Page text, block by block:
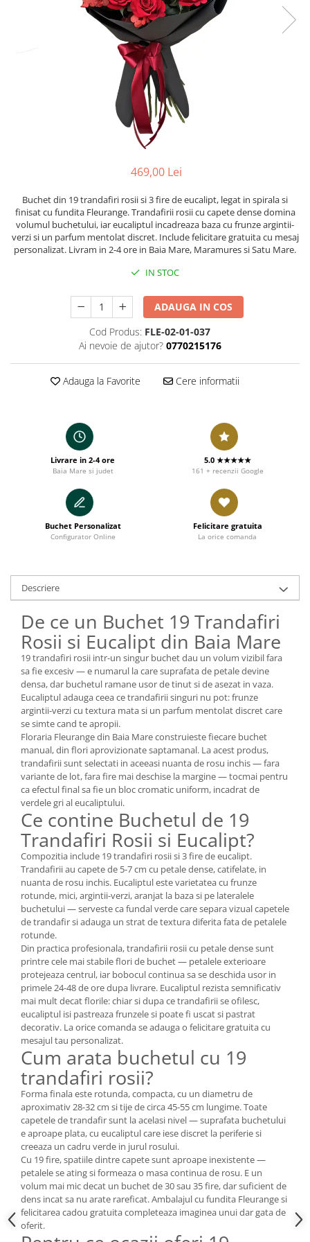
469,00 Lei
Buchet din 19 trandafiri rosii si 3 fire de eucalipt, legat in spirala si
finisat cu fundita Fleurange. Trandafirii rosii cu capete dense domina
volumul buchetului, iar eucaliptul incadreaza baza cu frunze argintii-
verzi si un parfum mentolat discret. Include felicitare gratuita cu mesaj
personalizat. Livram in 2-4 ore in Baia Mare, Maramures si Satu Mare.
IN STOC
ADAUGA IN COS
Cod Produs: FLE-02-01-037
Ai nevoie de ajutor? 0770215176
Adauga la Favorite Cere informatii
Livrare in 2-4 ore
Baia Mare si judet
5.0 ★★★★★
161 + recenzii Google
Buchet Personalizat
Configurator Online
Felicitare gratuita
La orice comanda
Descriere
De ce un Buchet 19 Trandafiri
Rosii si Eucalipt din Baia Mare
19 trandafiri rosii intr-un singur buchet dau un volum vizibil fara
sa fie excesiv — e numarul la care suprafata de petale devine
densa, dar buchetul ramane usor de tinut si de asezat in vaza.
Eucaliptul adauga ceea ce trandafirii singuri nu pot: frunze
argintii-verzi cu textura mata si un parfum mentolat discret care
se simte cand te apropii.
Floraria Fleurange din Baia Mare construieste fiecare buchet
manual, din flori aprovizionate saptamanal. La acest produs,
trandafirii sunt selectati in aceeasi nuanta de rosu inchis — fara
variante de lot, fara fire mai deschise la margine — tocmai pentru
ca efectul final sa fie un bloc cromatic uniform, incadrat de
verdele gri al eucaliptului.
Ce contine Buchetul de 19
Trandafiri Rosii si Eucalipt?
Compozitia include 19 trandafiri rosii si 3 fire de eucalipt.
Trandafirii au capete de 5-7 cm cu petale dense, catifelate, in
nuanta de rosu inchis. Eucaliptul este varietatea cu frunze
rotunde, mici, argintii-verzi, aranjat la baza si pe lateralele
buchetului — serveste ca fundal verde care separa vizual capetele
de trandafir si adauga un strat de textura diferita fata de petalele
rotunde.
Din practica profesionala, trandafirii rosii cu petale dense sunt
printre cele mai stabile flori de buchet — petalele exterioare
protejeaza centrul, iar bobocul continua sa se deschida usor in
primele 24-48 de ore dupa livrare. Eucaliptul rezista semnificativ
mai mult decat florile: chiar si dupa ce trandafirii se ofilesc,
eucaliptul isi pastreaza frunzele si poate fi uscat si pastrat
decorativ. La orice comanda se adauga o felicitare gratuita cu
mesajul tau personalizat.
Cum arata buchetul cu 19
trandafiri rosii?
Forma finala este rotunda, compacta, cu un diametru de
aproximativ 28-32 cm si tije de circa 45-55 cm lungime. Toate
capetele de trandafir sunt la acelasi nivel — suprafata buchetului
e aproape plata, cu eucaliptul care iese discret la periferie si
creeaza un cadru verde in jurul rosului.
Cu 19 fire, spatiile dintre capete sunt aproape inexistente —
petalele se ating si formeaza o masa continua de rosu. E un
volum mai mic decat un buchet de 30 sau 35 fire, dar suficient de
dens incat sa nu arate rareficat. Ambalajul cu fundita Fleurange si
felicitarea cadou gratuita completeaza imaginea unui dar gata de
oferit.